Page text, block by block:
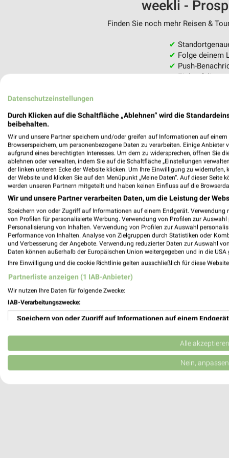
weekli -
Finden Sie noch mehr Reisen &
✔
✔ Folge deinem
✔ Push-
✔Einkaufsliste -
KissSalis Therme - Kannewischer
97688 Bad Kissingen
Heute 09:00 - 21:00 Uhr | Geöffnet
Datenschutzeinstellungen
Durch Klicken auf die Schaltfläche „Ablehnen“ wird die
beibehalten.
Wir und unsere Partner speichern und/oder greifen auf Informationen auf einem
Browserspeichern, um personenbezogene Daten zu verarbeiten. Einige
aufgrund eines berechtigten Interesses. Um dem zu widersprechen, öffnen Sie
ablehnen oder verwalten, indem Sie auf die Schaltfläche „Einstellungen
der linken unteren Ecke der Website klicken. Um Ihre Einwilligung zu
der Website und klicken Sie auf den Menüpunkt „Meine Daten“. Auf dieser
werden unseren Partnern mitgeteilt und haben keinen Einfluss auf die
Wir und unsere Partner verarbeiten Daten, um die Leistung der
Speichern von oder Zugriff auf Informationen auf einem Endgerät. Verwendung
von Profilen für personalisierte Werbung. Verwendung von Profilen zur
Personalisierung von Inhalten. Verwendung von Profilen zur Auswahl
Performance von Inhalten. Analyse von Zielgruppen durch Statistiken oder
und Verbesserung der Angebote. Verwendung reduzierter Daten zur Auswahl
Daten können außerhalb der Europäischen Union weitergegeben und in die USA
Ihre Einwilligung und die cookie Richtlinie gelten ausschließlich für diese
Partnerliste anzeigen (1 IAB-Anbieter)
Wir nutzen Ihre Daten für folgende Zwecke:
IAB-Verarbeitungszwecke:
Speichern von oder Zugriff auf Informationen auf einem Endgerät
Verwendung reduzierter Daten zur Auswahl von Werbeanzeigen
Erstellung von Profilen für personalisierte Werbung
Alle akzeptieren
Nein, anpassen